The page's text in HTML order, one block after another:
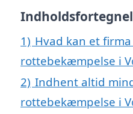
1) Hvad kan et
rottebekæmpelse i
2) Indhent altid
rottebekæmpelse i